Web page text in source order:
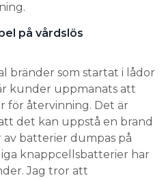
på vårdslös
bränder som startat i lådor
kunder uppmanats att
för återvinning. Det är
det kan uppstå en brand
av batterier dumpas på
knappcellsbatterier har
Jag tror att